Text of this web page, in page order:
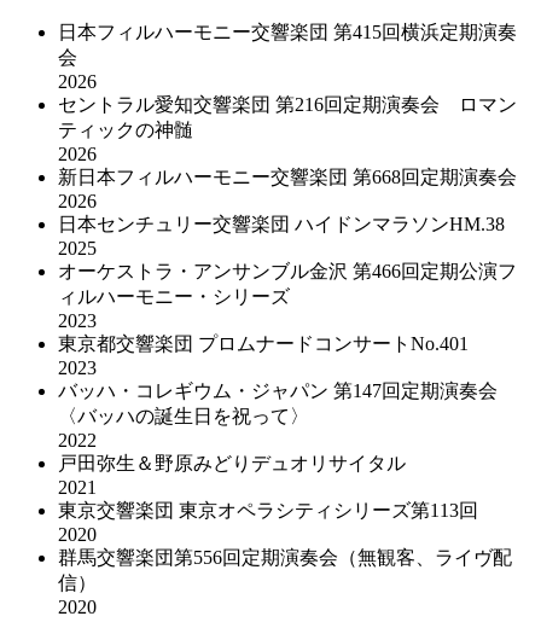
日本フィルハーモニー交響楽団 第415回横浜定期演奏
会
2026
セントラル愛知交響楽団 第216回定期演奏会 ロマン
ティックの神髄
2026
新日本フィルハーモニー交響楽団 第668回定期演奏会
2026
日本センチュリー交響楽団 ハイドンマラソンHM.38
2025
オーケストラ・アンサンブル金沢 第466回定期公演フ
ィルハーモニー・シリーズ
2023
東京都交響楽団 プロムナードコンサートNo.401
2023
バッハ・コレギウム・ジャパン 第147回定期演奏会
〈バッハの誕生日を祝って〉
2022
戸田弥生＆野原みどりデュオリサイタル
2021
東京交響楽団 東京オペラシティシリーズ第113回
2020
群馬交響楽団第556回定期演奏会（無観客、ライヴ配
信）
2020